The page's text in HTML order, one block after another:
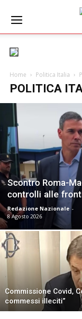
Home Politica Italia
POLITICA
Scontro Roma-
controlli alle
Redazione Nazionale -
8 Agosto 2026
Commissione Covid,
commessi illeciti”